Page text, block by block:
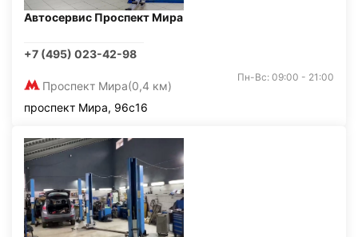
Автосервис Проспект Мира
+7 (495) 023-42-98
Проспект Мира(0,4 км)
Пн-Вс: 09:00 - 21:00
проспект Мира, 96с16